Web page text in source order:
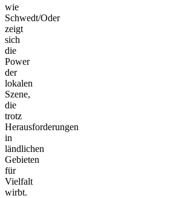
wie
Schwedt/Oder
zeigt
sich
die
Power
der
lokalen
Szene,
die
trotz
Herausforderungen
in
ländlichen
Gebieten
für
Vielfalt
wirbt.